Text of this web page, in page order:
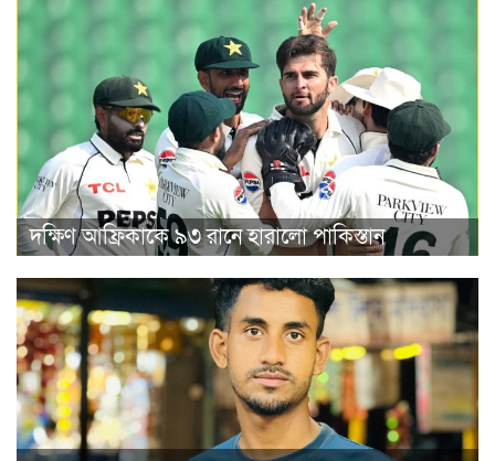
দক্ষিণ আফ্রিকাকে ৯৩ রানে হারালো পাকিস্তান